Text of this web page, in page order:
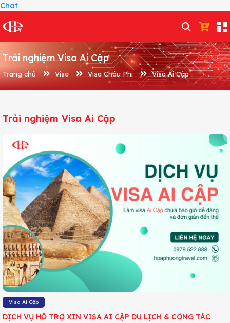
Chat
Trải nghiệm Visa Ai Cập
Trang chủ Visa Visa Châu Phi Visa Ai Cập
Trải nghiệm Visa Ai Cập
Visa Ai Cập
DỊCH VỤ HỖ TRỢ XIN VISA AI CẬP DU LỊCH & CÔNG TÁC